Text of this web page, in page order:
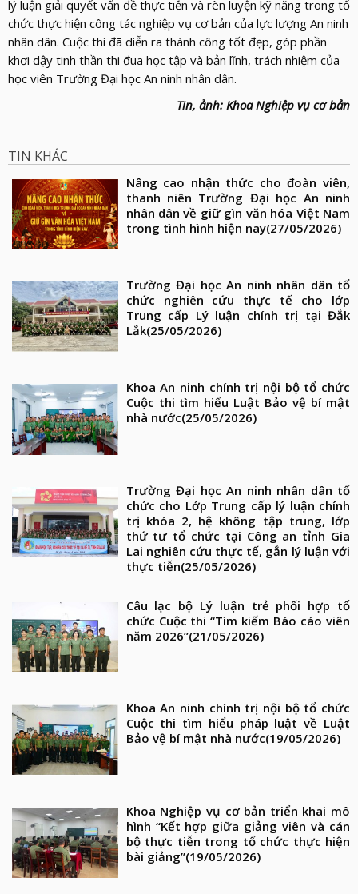
lý luận giải quyết vấn đề thực tiễn và rèn luyện kỹ năng trong tổ
chức thực hiện công tác nghiệp vụ cơ bản của lực lượng An ninh
nhân dân. Cuộc thi đã diễn ra thành công tốt đẹp, góp phần
khơi dậy tinh thần thi đua học tập và bản lĩnh, trách nhiệm của
học viên Trường Đại học An ninh nhân dân.
Tin, ảnh: Khoa Nghiệp vụ cơ bản
TIN KHÁC
Nâng cao nhận thức cho đoàn viên,
thanh niên Trường Đại học An ninh
nhân dân về giữ gìn văn hóa Việt Nam
trong tình hình hiện nay(27/05/2026)
Trường Đại học An ninh nhân dân tổ
chức nghiên cứu thực tế cho lớp
Trung cấp Lý luận chính trị tại Đắk
Lắk(25/05/2026)
Khoa An ninh chính trị nội bộ tổ chức
Cuộc thi tìm hiểu Luật Bảo vệ bí mật
nhà nước(25/05/2026)
Trường Đại học An ninh nhân dân tổ
chức cho Lớp Trung cấp lý luận chính
trị khóa 2, hệ không tập trung, lớp
thứ tư tổ chức tại Công an tỉnh Gia
Lai nghiên cứu thực tế, gắn lý luận với
thực tiễn(25/05/2026)
Câu lạc bộ Lý luận trẻ phối hợp tổ
chức Cuộc thi “Tìm kiếm Báo cáo viên
năm 2026”(21/05/2026)
Khoa An ninh chính trị nội bộ tổ chức
Cuộc thi tìm hiểu pháp luật về Luật
Bảo vệ bí mật nhà nước(19/05/2026)
Khoa Nghiệp vụ cơ bản triển khai mô
hình “Kết hợp giữa giảng viên và cán
bộ thực tiễn trong tổ chức thực hiện
bài giảng”(19/05/2026)